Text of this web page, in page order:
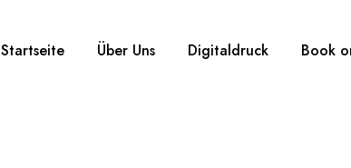
Startseite Über Uns Digitaldruck Book